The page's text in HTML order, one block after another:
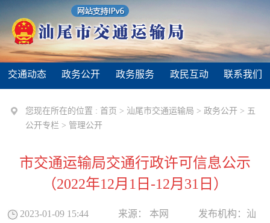
交通动态 政务公开 政务服务 政民互动 联系我们
您现在所在的位置 : 首页 > 汕尾市交通运输局 >政务公开 > 五
公开专栏 > 管理公开
市交通运输局交通行政许可信息公示
（2022年12月1日-12月31日）
2023-01-09 15:44 来源： 本网 发布机构： 汕